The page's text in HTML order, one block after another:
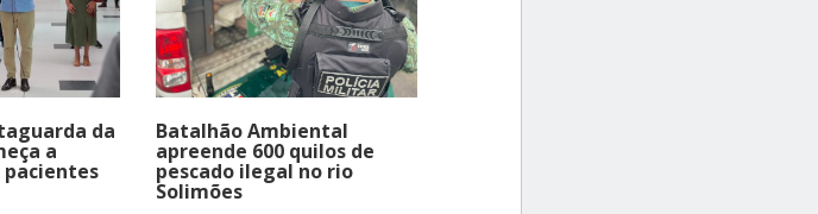
da
a
Batalhão Ambiental
apreende 600 quilos de
pescado ilegal no rio
Solimões